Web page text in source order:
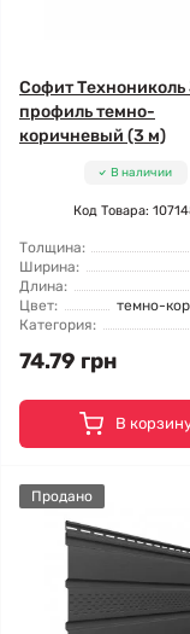
Софит Технониколь
профиль темно-
коричневый (3 м)
В наличии
Код Товара:
Толщина:
Ширина:
Длина:
Цвет:
темно-
Категория:
74.79 грн
В
Продано